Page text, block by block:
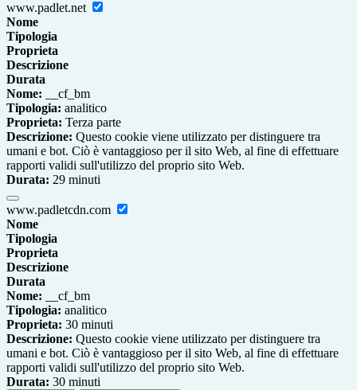
www.padlet.net
Nome
Tipologia
Proprieta
Descrizione
Durata
Nome: __cf_bm
Tipologia: analitico
Proprieta: Terza parte
Descrizione: Questo cookie viene utilizzato per distinguere tra
umani e bot. Ciò è vantaggioso per il sito Web, al fine di effettuare
rapporti validi sull'utilizzo del proprio sito Web.
Durata: 29 minuti
www.padletcdn.com
Nome
Tipologia
Proprieta
Descrizione
Durata
Nome: __cf_bm
Tipologia: analitico
Proprieta: 30 minuti
Descrizione: Questo cookie viene utilizzato per distinguere tra
umani e bot. Ciò è vantaggioso per il sito Web, al fine di effettuare
rapporti validi sull'utilizzo del proprio sito Web.
Durata: 30 minuti